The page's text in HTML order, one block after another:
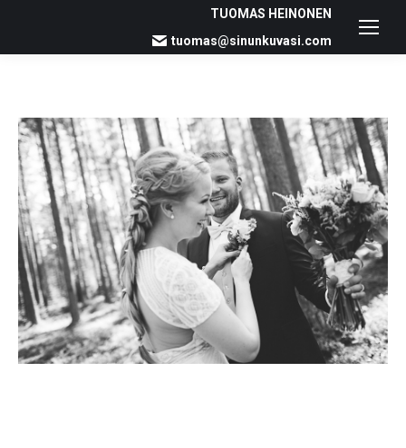
TUOMAS HEINONEN
tuomas@sinunkuvasi.com